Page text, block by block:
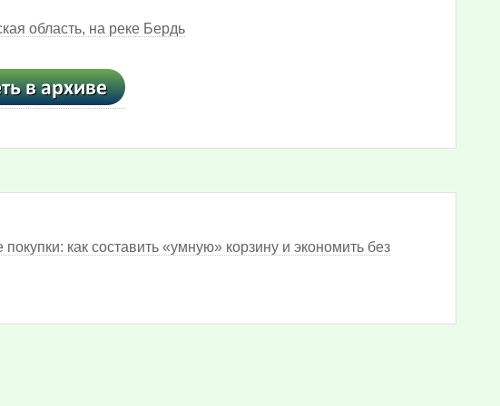
область, на реке Бердь
как составить «умную» корзину и экономить без